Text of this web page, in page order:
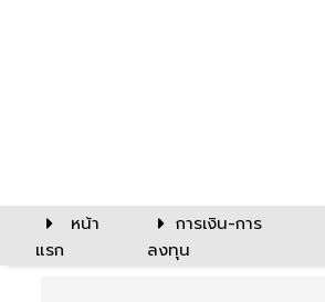
หน้า
แรก
การเงิน-การ
ลงทุน